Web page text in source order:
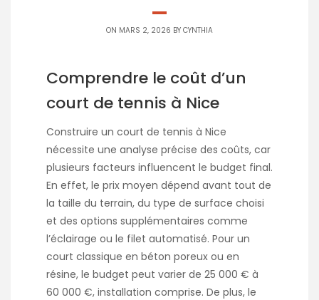
ON MARS 2, 2026 BY CYNTHIA
Comprendre le coût d’un
court de tennis à Nice
Construire un court de tennis à Nice
nécessite une analyse précise des coûts, car
plusieurs facteurs influencent le budget final.
En effet, le prix moyen dépend avant tout de
la taille du terrain, du type de surface choisi
et des options supplémentaires comme
l’éclairage ou le filet automatisé. Pour un
court classique en béton poreux ou en
résine, le budget peut varier de 25 000 € à
60 000 €, installation comprise. De plus, le